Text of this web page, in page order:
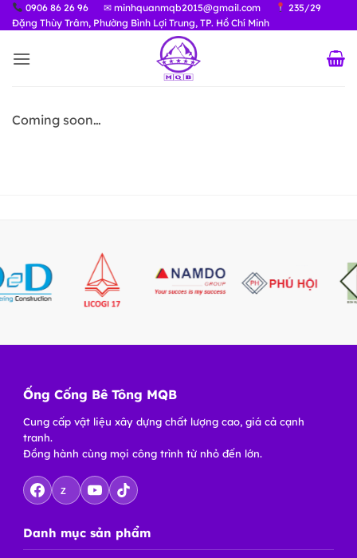
Bỏ
qua
dung
0906 86 26 96 ✉ minhquanmqb2015@gmail.com
235/29
Đặng Thùy Trâm, Phường Bình Lợi Trung, TP. Hồ Chí Minh
Coming soon…
Ống Cống Bê Tông MQB
Cung cấp vật liệu xây dựng chất lượng cao, giá cả cạnh
tranh.
Đồng hành cùng mọi công trình từ nhỏ đến lớn.
Z
Danh mục sản phẩm